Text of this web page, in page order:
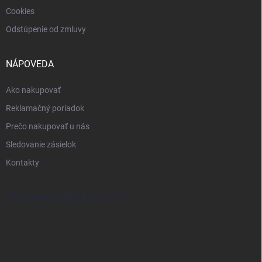
Cookies
Odstúpenie od zmluvy
NÁPOVEDA
Ako nakupovať
Reklamačný poriadok
Prečo nakupovať u nás
Sledovanie zásielok
Kontakty
PRIJÍMAME ONLINE PLATBY